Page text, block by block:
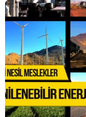
Gezi ve Kültür
Röportajlarım
Destek Olduğum
Yürüttüğüm